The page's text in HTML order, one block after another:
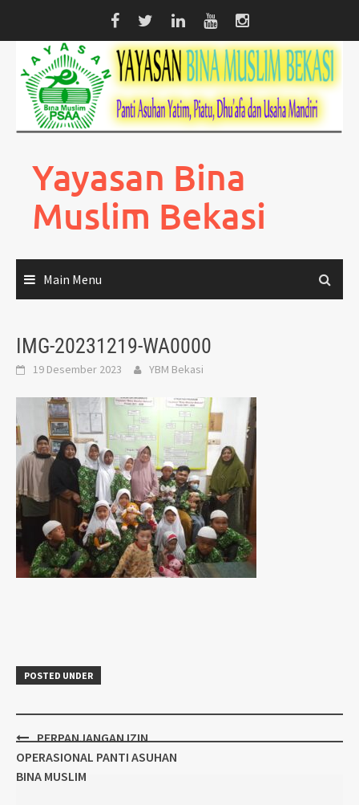
content
Yayasan Bina
Muslim Bekasi
Main Menu
IMG-20231219-WA0000
19 Desember 2023 YBM Bekasi
POSTED UNDER
Post
navigation
PERPANJANGAN IZIN
OPERASIONAL PANTI ASUHAN
BINA MUSLIM